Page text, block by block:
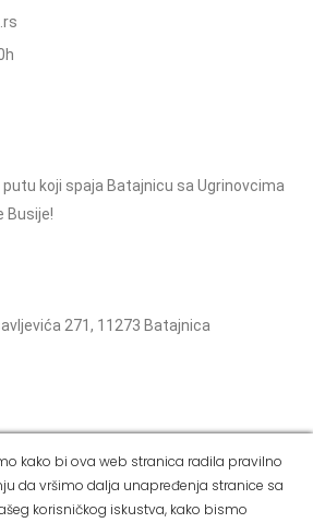
koji spaja Batajnicu sa Ugrinovcima
Busije!
271, 11273 Batajnica
kako bi ova web stranica radila pravilno
da vršimo dalja unapređenja stranice sa
korisničkog iskustva, kako bismo